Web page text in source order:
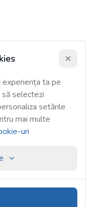
experiența ta pe
selectezi
setările
mai multe
uri